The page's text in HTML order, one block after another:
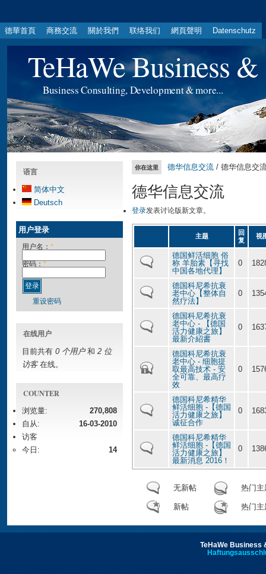
德華首頁 商務交流 關於我們 联络我们 網頁聲明 Datenschutz
TeHaWe Business
Business Consulting, Development & more...
语言
简体中文
Deutsch
用户登录
用户名： *
密码： *
重设密码
在线用户
目前共有 0 个用户和 2 位
访客在线。
COUNTER
浏览量:
270,808
自从:
16-03-2010
访客
今日:
14
你在这里 德华信息交流 / 德华信息交
德华信息交流
登录发表讨论版新文章。
主题
回
复
视
德国鲜活细胞 俗
称 羊胎素【寻找
中国各地代理】
0
德国科尼希抗衰
老中心【整体自
然疗法】
0
德国科尼希抗衰
老中心 - 【德国
活力健康之旅】
最新介紹書
0
德国科尼希抗衰
老中心 - 细胞提
取最高技术 - 安
全可靠、最高疗
效
0
德国科尼希精华
鲜活细胞 -【德国
活力健康之旅】
诚征合作
0
德国科尼希精华
鲜活细胞 -【德国
活力健康之旅】
最新消息 2016！
0
无新帖
新帖
热门主
热门主
TeHaWe Business